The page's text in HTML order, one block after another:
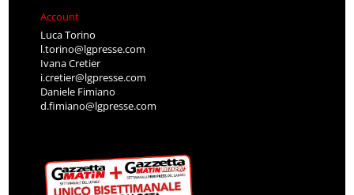
Account
Luca Torino
l.torino@lgpresse.com
Ivana Cretier
i.cretier@lgpresse.com
Daniele Fimiano
d.fimiano@lgpresse.com